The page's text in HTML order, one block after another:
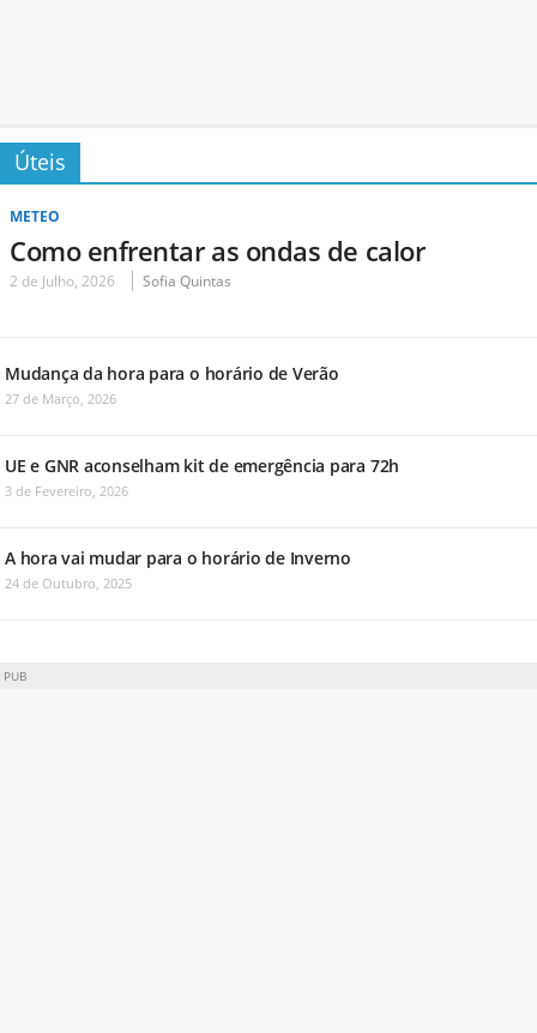
Úteis
METEO
Como enfrentar as ondas de calor
2 de Julho, 2026 Sofia Quintas
Mudança da hora para o horário de Verão
27 de Março, 2026
UE e GNR aconselham kit de emergência para 72h
3 de Fevereiro, 2026
A hora vai mudar para o horário de Inverno
24 de Outubro, 2025
PUB